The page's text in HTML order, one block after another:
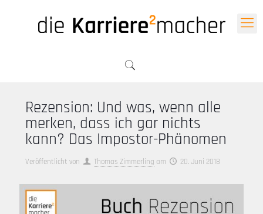
Rezension: Und was, wenn alle
merken, dass ich gar nichts
kann? Das Impostor-Phänomen
Veröffentlicht von Thomas Zimmerling am 20. Juni 2018